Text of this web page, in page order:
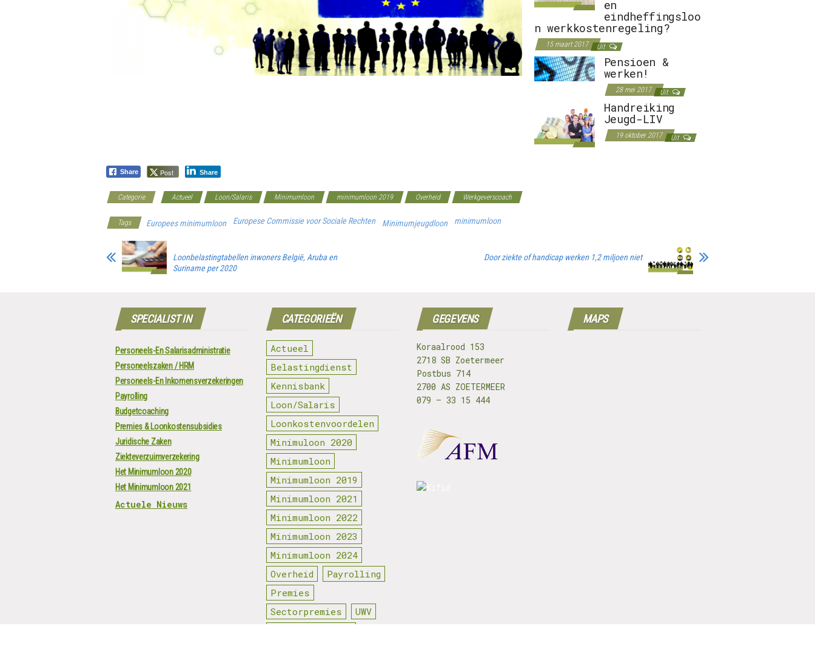
en
eindheffingsloo
n werkkostenregeling?
15 maart 2017 Uit
Pensioen &
werken!
28 mei 2017 Uit
Handreiking
Jeugd-LIV
19 oktober 2017 Uit
Share Post Share
Categorie Actueel Loon/Salaris Minimumloon minimumloon 2019 Overheid Werkgeverscoach
Tags Europees minimumloon Europese Commissie voor Sociale Rechten Minimumjeugdloon minimumloon
Loonbelastingtabellen inwoners België, Aruba en
Suriname per 2020
Door ziekte of handicap werken 1,2 miljoen niet
SPECIALIST IN
Personeels-En Salarisadministratie
Personeelszaken / HRM
Personeels-En Inkomensverzekeringen
Payrolling
Budgetcoaching
Premies & Loonkostensubsidies
Juridische Zaken
Ziekteverzuimverzekering
Het Minimumloon 2020
Het Minimumloon 2021
Actuele Nieuws
CATEGORIEËN
Actueel
Belastingdienst
Kennisbank
Loon/Salaris
Loonkostenvoordelen
Minimuloon 2020
Minimumloon
Minimumloon 2019
Minimumloon 2021
Minimumloon 2022
Minimumloon 2023
Minimumloon 2024
Overheid
Payrolling
Premies
Sectorpremies
UWV
GEGEVENS
Koraalrood 153
2718 SB Zoetermeer
Postbus 714
2700 AS ZOETERMEER
079 – 33 15 444
MAPS